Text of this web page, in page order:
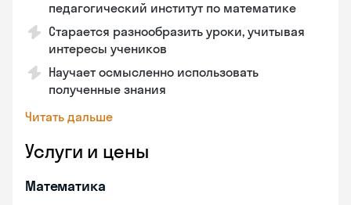
педагогический институт по математике
Старается разнообразить уроки, учитывая
интересы учеников
Научает осмысленно использовать
полученные знания
Читать дальше
Услуги и цены
Математика